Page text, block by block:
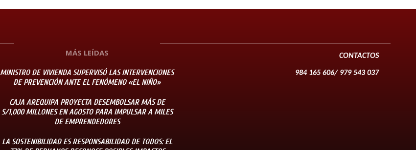
MÁS LEÍDAS
MINISTRO DE VIVIENDA SUPERVISÓ LAS INTERVENCIONES
DE PREVENCIÓN ANTE EL FENÓMENO «EL NIÑO»
CAJA AREQUIPA PROYECTA DESEMBOLSAR MÁS DE
S/1,000 MILLONES EN AGOSTO PARA IMPULSAR A MILES
DE EMPRENDEDORES
LA SOSTENIBILIDAD ES RESPONSABILIDAD DE TODOS: EL
CONTACTOS
984 165 606/ 979 543 037